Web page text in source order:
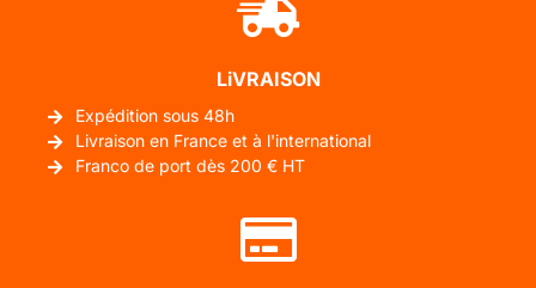
LiVRAISON
Expédition sous 48h
Livraison en France et à l'international
Franco de port dès 200 € HT